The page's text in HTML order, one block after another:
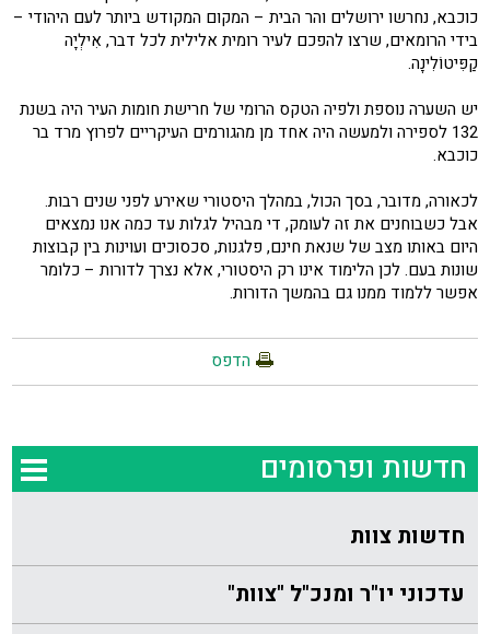
כוכבא, נחרשו ירושלים והר הבית – המקום המקודש ביותר לעם היהודי –
בידי הרומאים, שרצו להפכם לעיר רומית אלילית לכל דבר, אִילְיָה
קַפִּיטוֹלִינָה.
יש השערה נוספת ולפיה הטקס הרומי של חרישת חומות העיר היה בשנת
132 לספירה ולמעשה היה אחד מן מהגורמים העיקריים לפרוץ מרד בר
כוכבא.
לכאורה, מדובר, בסך הכול, במהלך היסטורי שאירע לפני שנים רבות.
אבל כשבוחנים את זה לעומק, די מבהיל לגלות עד כמה אנו נמצאים
היום באותו מצב של שנאת חינם, פלגנות, סכסוכים ועוינות בין קבוצות
שונות בעם. לכן הלימוד אינו רק היסטורי, אלא נצרך לדורות – כלומר
אפשר ללמוד ממנו גם בהמשך הדורות.
הדפס
חדשות ופרסומים
חדשות צוות
עדכוני יו"ר ומנכ"ל "צוות"